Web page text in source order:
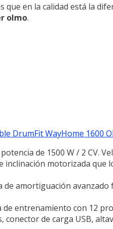
que en la calidad está la
olmo.
DrumFit WayHome 1600
de 1500 W / 2 CV.
inclinación motorizada que
de amortiguación
de entrenamiento con 12
conector de carga USB,